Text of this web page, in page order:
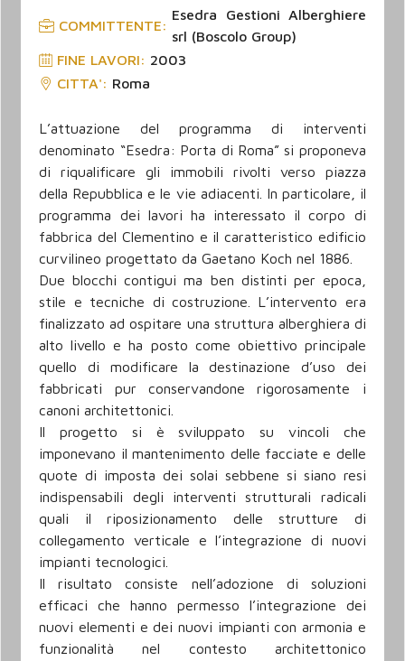
COMMITTENTE:
Esedra Gestioni Alberghiere
srl (Boscolo Group)
FINE LAVORI: 2003
CITTA': Roma
L’attuazione del programma di interventi
denominato “Esedra: Porta di Roma” si proponeva
di riqualificare gli immobili rivolti verso piazza
della Repubblica e le vie adiacenti. In particolare, il
programma dei lavori ha interessato il corpo di
fabbrica del Clementino e il caratteristico edificio
curvilineo progettato da Gaetano Koch nel 1886.
Due blocchi contigui ma ben distinti per epoca,
stile e tecniche di costruzione. L’intervento era
finalizzato ad ospitare una struttura alberghiera di
alto livello e ha posto come obiettivo principale
quello di modificare la destinazione d’uso dei
fabbricati pur conservandone rigorosamente i
canoni architettonici.
Il progetto si è sviluppato su vincoli che
imponevano il mantenimento delle facciate e delle
quote di imposta dei solai sebbene si siano resi
indispensabili degli interventi strutturali radicali
quali il riposizionamento delle strutture di
collegamento verticale e l’integrazione di nuovi
impianti tecnologici.
Il risultato consiste nell’adozione di soluzioni
efficaci che hanno permesso l’integrazione dei
nuovi elementi e dei nuovi impianti con armonia e
funzionalità nel contesto architettonico